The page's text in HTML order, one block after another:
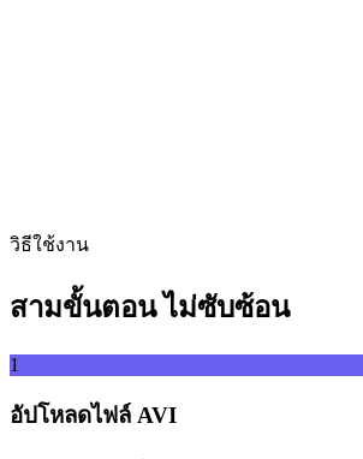
วิธีใช้งาน
สามขั้นตอน ไม่ซับซ้อน
1
อัปโหลดไฟล์ AVI